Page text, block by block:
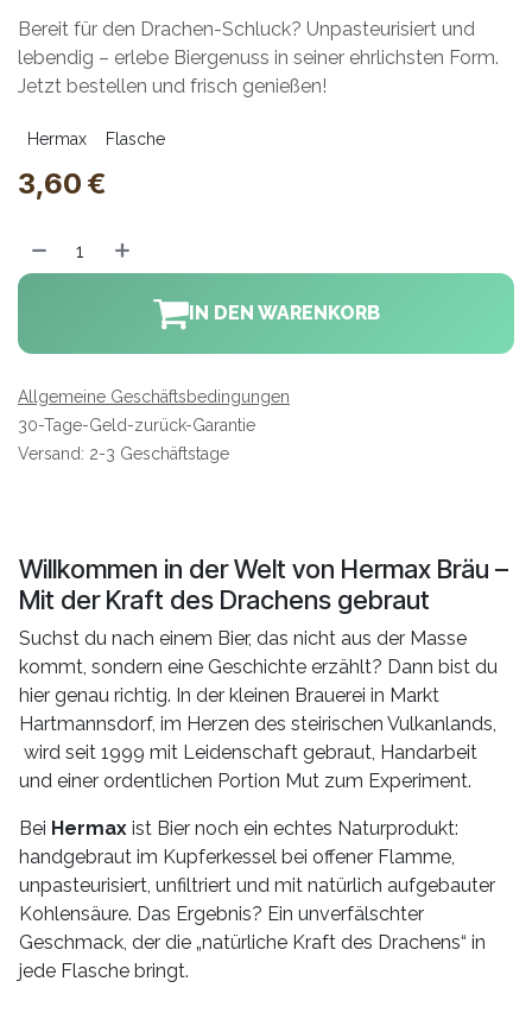
Bereit für den Drachen-Schluck? Unpasteurisiert und
lebendig – erlebe Biergenuss in seiner ehrlichsten Form.
Jetzt bestellen und frisch genießen!
Hermax Flasche
3,60 €
IN DEN WARENKORB
Allgemeine Geschäftsbedingungen
30-Tage-Geld-zurück-Garantie
Versand: 2-3 Geschäftstage
Willkommen in der Welt von Hermax Bräu –
Mit der Kraft des Drachens gebraut
Suchst du nach einem Bier, das nicht aus der Masse
kommt, sondern eine Geschichte erzählt? Dann bist du
hier genau richtig. In der kleinen Brauerei in Markt
Hartmannsdorf, im Herzen des steirischen Vulkanlands,
wird seit 1999 mit Leidenschaft gebraut, Handarbeit
und einer ordentlichen Portion Mut zum Experiment.
Bei Hermax ist Bier noch ein echtes Naturprodukt:
handgebraut im Kupferkessel bei offener Flamme,
unpasteurisiert, unfiltriert und mit natürlich aufgebauter
Kohlensäure. Das Ergebnis? Ein unverfälschter
Geschmack, der die „natürliche Kraft des Drachens“ in
jede Flasche bringt.